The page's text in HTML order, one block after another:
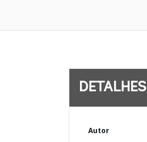
DETALHES
Autor